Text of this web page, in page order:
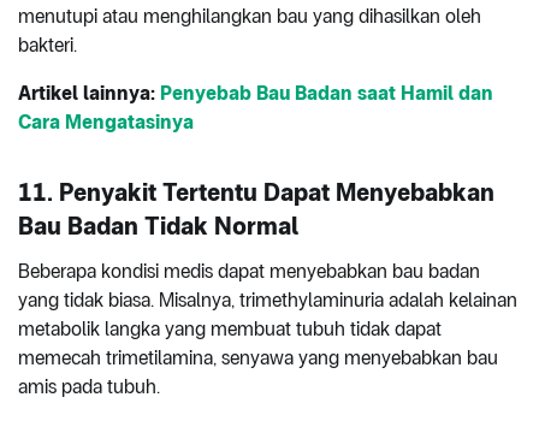
menutupi atau menghilangkan bau yang dihasilkan oleh
bakteri.
Artikel lainnya: Penyebab Bau Badan saat Hamil dan
Cara Mengatasinya
11. Penyakit Tertentu Dapat Menyebabkan
Bau Badan Tidak Normal
Beberapa kondisi medis dapat menyebabkan bau badan
yang tidak biasa. Misalnya, trimethylaminuria adalah kelainan
metabolik langka yang membuat tubuh tidak dapat
memecah trimetilamina, senyawa yang menyebabkan bau
amis pada tubuh.